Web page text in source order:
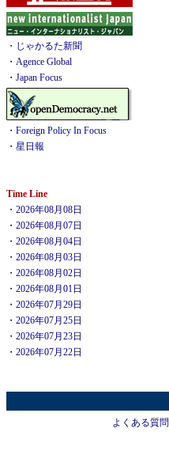
・ じゃかるた新聞
・ Agence Global
・ Japan Focus
・ Foreign Policy In Focus
・ 星日報
Time Line
・ 2026年08月08日
・ 2026年08月07日
・ 2026年08月04日
・ 2026年08月03日
・ 2026年08月02日
・ 2026年08月01日
・ 2026年07月29日
・ 2026年07月25日
・ 2026年07月23日
・ 2026年07月22日
よくある質問